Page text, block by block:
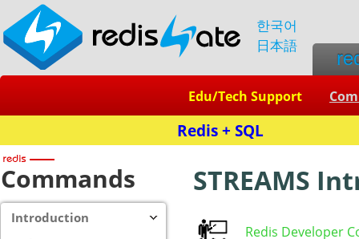
한국어
日本語
Edu/Tech Support
Commands
Introduction
STREAMS
Redis Developer